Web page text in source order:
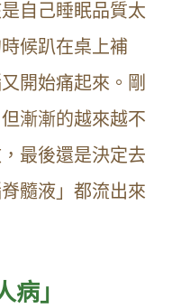
自己睡眠品質太
候趴在桌上補
開始痛起來。剛
漸漸的越來越不
最後還是決定去
髓液」都流出來
」